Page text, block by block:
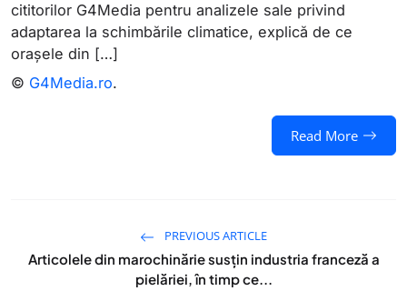
cititorilor G4Media pentru analizele sale privind
adaptarea la schimbările climatice, explică de ce
orașele din […]
© G4Media.ro.
Read More
PREVIOUS ARTICLE
Articolele din marochinărie susțin industria franceză a
pielăriei, în timp ce...